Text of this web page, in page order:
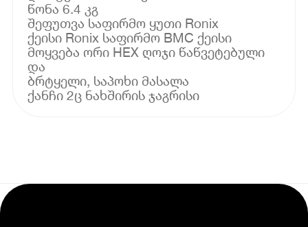
წონა 6.4 კგ
შეფუთვა საფირმო ყუთი Ronix
ქეისი Ronix საფირმო BMC ქეისი
მოყვება ორი HEX ღოჯი წაწვეტებული
და
ბრტყელი, საპოხი მასალა
ქანჩი 2ც ნახშირის ჯაგრისი